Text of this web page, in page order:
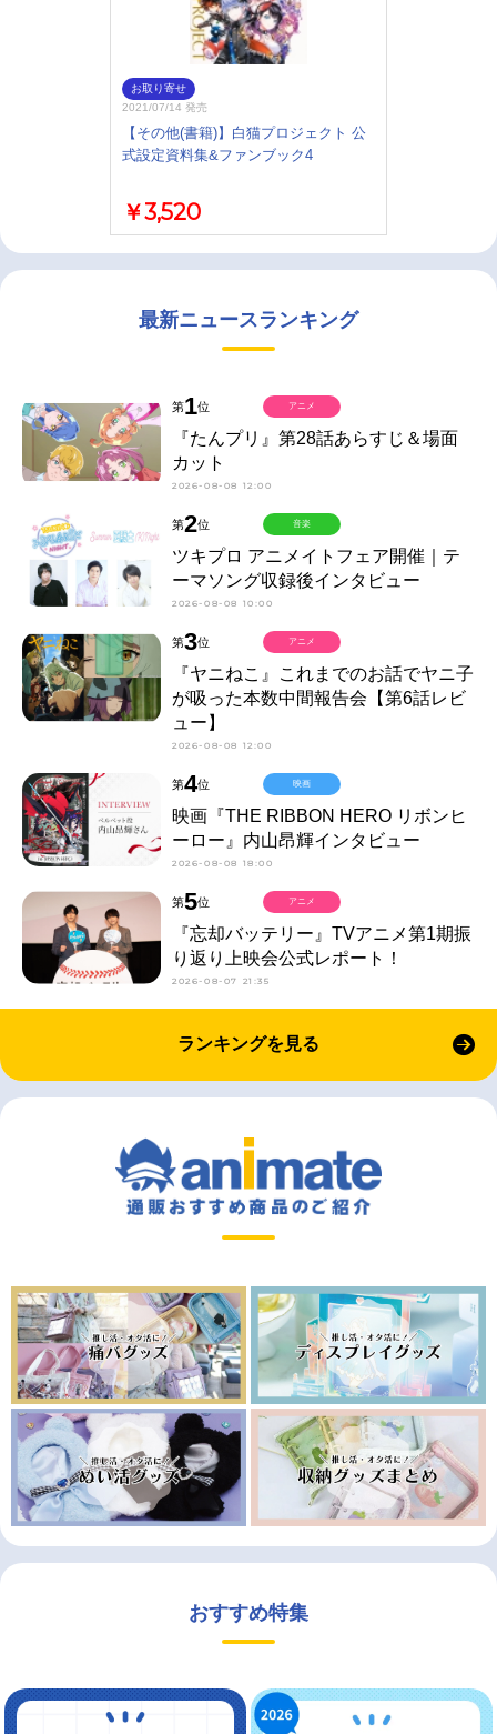
お取り寄せ
2021/07/14 発売
【その他(書籍)】白猫プロジェクト 公
式設定資料集&ファンブック4
￥3,520
最新ニュースランキング
第1位
『たんプリ』第28話あらすじ＆場面
カット
2026-08-08 12:00
アニメ
第2位
ツキプロ アニメイトフェア開催｜テ
ーマソング収録後インタビュー
2026-08-08 10:00
音楽
第3位
『ヤニねこ』これまでのお話でヤニ子
が吸った本数中間報告会【第6話レビ
ュー】
2026-08-08 12:00
アニメ
第4位
映画『THE RIBBON HERO リボンヒ
ーロー』内山昂輝インタビュー
2026-08-08 18:00
映画
第5位
『忘却バッテリー』TVアニメ第1期振
り返り上映会公式レポート！
2026-08-07 21:35
アニメ
ランキングを見る
おすすめ特集